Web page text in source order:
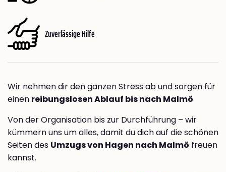
Zuverlässige Hilfe
Wir nehmen dir den ganzen Stress ab und sorgen für
einen reibungslosen Ablauf bis nach Malmö
Von der Organisation bis zur Durchführung – wir
kümmern uns um alles, damit du dich auf die schönen
Seiten des Umzugs von Hagen nach Malmö freuen
kannst.